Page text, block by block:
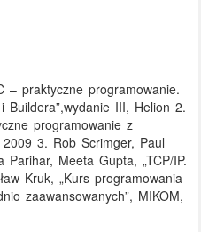
– praktyczne programowanie.
III, Helion 2.
programowanie z
3. Rob Scrimger, Paul
Meeta Gupta, „TCP/IP.
Kruk, „Kurs programowania
zaawansowanych”, MIKOM,